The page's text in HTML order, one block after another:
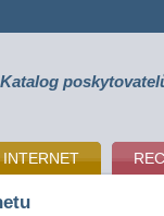
Katalog
INTERNET